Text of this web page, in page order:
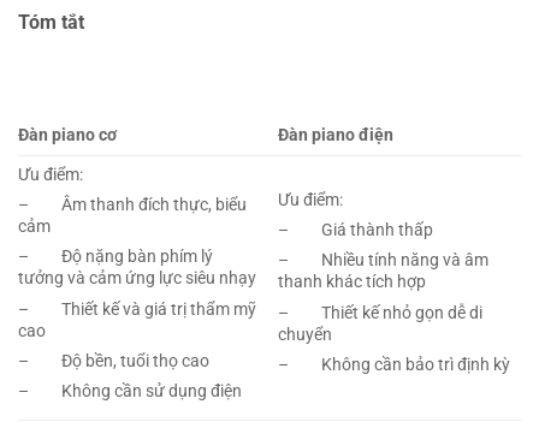
Tóm tắt
Đàn piano cơ
Đàn piano điện
Ưu điểm:
– Âm thanh đích thực, biểu
cảm
– Độ nặng bàn phím lý
tưởng và cảm ứng lực siêu nhạy
– Thiết kế và giá trị thẩm mỹ
cao
– Độ bền, tuổi thọ cao
– Không cần sử dụng điện
Ưu điểm:
– Giá thành thấp
– Nhiều tính năng và âm
thanh khác tích hợp
– Thiết kế nhỏ gọn dễ di
chuyển
– Không cần bảo trì định kỳ